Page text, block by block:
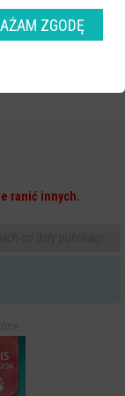
ranić innych.
ZGODĘ